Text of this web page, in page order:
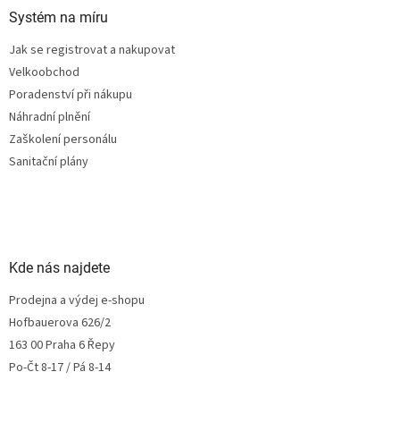
Systém na míru
Jak se registrovat a nakupovat
Velkoobchod
Poradenství při nákupu
Náhradní plnění
Zaškolení personálu
Sanitační plány
Kde nás najdete
Prodejna a výdej e-shopu
Hofbauerova 626/2
163 00 Praha 6 Řepy
Po-Čt 8-17 / Pá 8-14